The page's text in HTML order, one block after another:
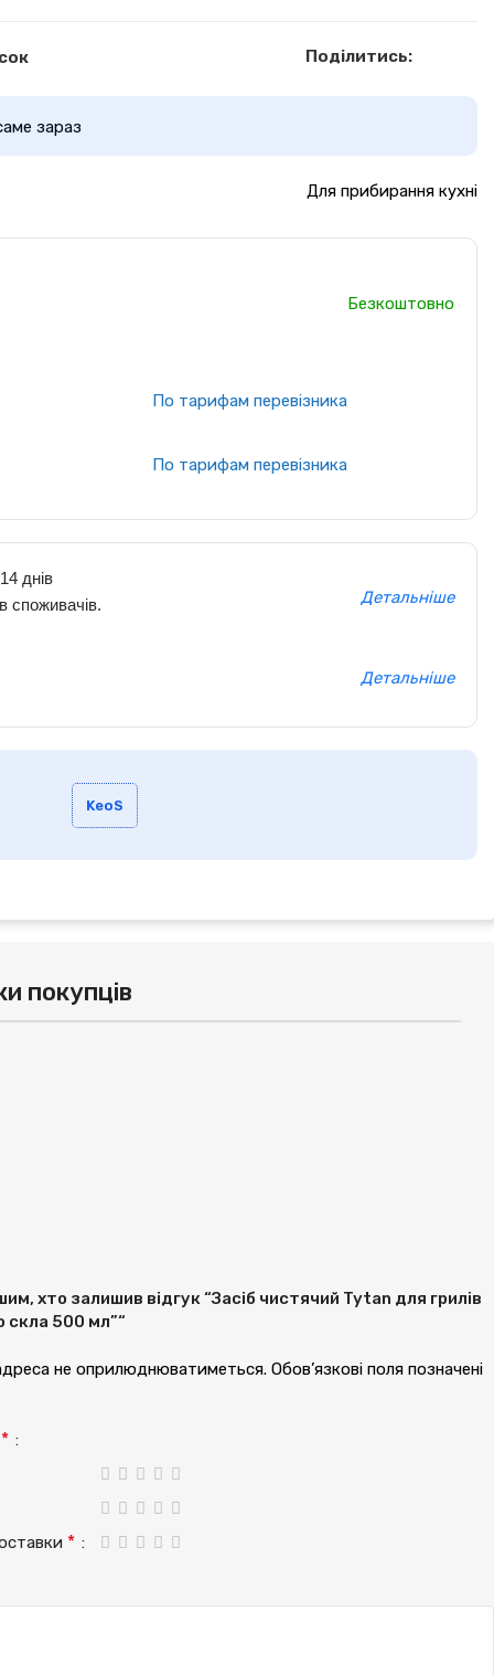
Поділитись:
зараз
Для прибирання кухні
Безкоштовно
По тарифам перевізника
По тарифам перевізника
днів
споживачів.
Детальніше
Детальніше
KeoS
покупців
хто залишив відгук “Засіб чистячий Tytan для грилів
скла 500 мл”“
не оприлюднюватиметься. Обов’язкові поля позначені
*
*